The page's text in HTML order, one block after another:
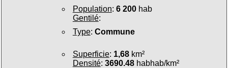
Population: 6 200hab
Gentilé:
Type: Commune
Superficie: 1,68km²
Densité: 3690.48habhab/km²